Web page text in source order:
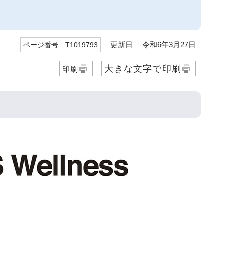
ページ番号 T1019793 更新日 令和6年3月27日
印刷 大きな文字で印刷